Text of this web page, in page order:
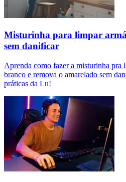
Misturinha para limpar
sem danificar
Aprenda como fazer a misturinha pra
branco e remova o amarelado sem
práticas da Lu!